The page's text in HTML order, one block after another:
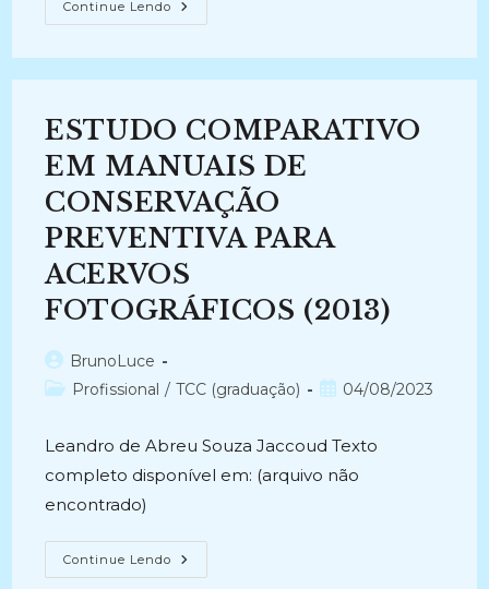
Continue Lendo A
IMPRENSA
DO
NO
BRASIL
(2003)
ESTUDO COMPARATIVO
EM MANUAIS DE
CONSERVAÇÃO
PREVENTIVA PARA
ACERVOS
FOTOGRÁFICOS (2013)
Autor
do
BrunoLuce
Categoria
Profissional / TCC (graduação)
Post04/08/2023
Leandro de Abreu Souza Jaccoud Texto
completo disponível em: (arquivo não
encontrado)
Continue Lendo ESTUDO
COMPARATIVO